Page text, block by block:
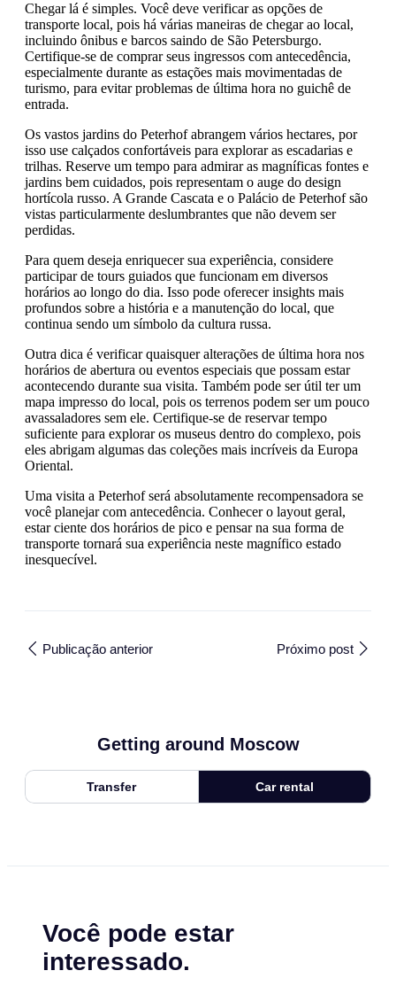
Chegar lá é simples. Você deve verificar as opções de
transporte local, pois há várias maneiras de chegar ao local,
incluindo ônibus e barcos saindo de São Petersburgo.
Certifique-se de comprar seus ingressos com antecedência,
especialmente durante as estações mais movimentadas de
turismo, para evitar problemas de última hora no guichê de
entrada.
Os vastos jardins do Peterhof abrangem vários hectares, por
isso use calçados confortáveis para explorar as escadarias e
trilhas. Reserve um tempo para admirar as magníficas fontes e
jardins bem cuidados, pois representam o auge do design
hortícola russo. A Grande Cascata e o Palácio de Peterhof são
vistas particularmente deslumbrantes que não devem ser
perdidas.
Para quem deseja enriquecer sua experiência, considere
participar de tours guiados que funcionam em diversos
horários ao longo do dia. Isso pode oferecer insights mais
profundos sobre a história e a manutenção do local, que
continua sendo um símbolo da cultura russa.
Outra dica é verificar quaisquer alterações de última hora nos
horários de abertura ou eventos especiais que possam estar
acontecendo durante sua visita. Também pode ser útil ter um
mapa impresso do local, pois os terrenos podem ser um pouco
avassaladores sem ele. Certifique-se de reservar tempo
suficiente para explorar os museus dentro do complexo, pois
eles abrigam algumas das coleções mais incríveis da Europa
Oriental.
Uma visita a Peterhof será absolutamente recompensadora se
você planejar com antecedência. Conhecer o layout geral,
estar ciente dos horários de pico e pensar na sua forma de
transporte tornará sua experiência neste magnífico estado
inesquecível.
Publicação anterior Próximo post
Getting around Moscow
Transfer Car rental
Você pode estar
interessado.